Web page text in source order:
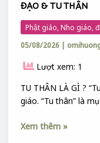
ĐẠO & TU THÂN
Phật giáo, Nho giáo,
05/08/2026 |
Lượt xem: 1
TU THÂN LÀ GÌ ?
giáo. “Tu thân” là
ĐẠO
&
TU
THÂN
Xem thêm »